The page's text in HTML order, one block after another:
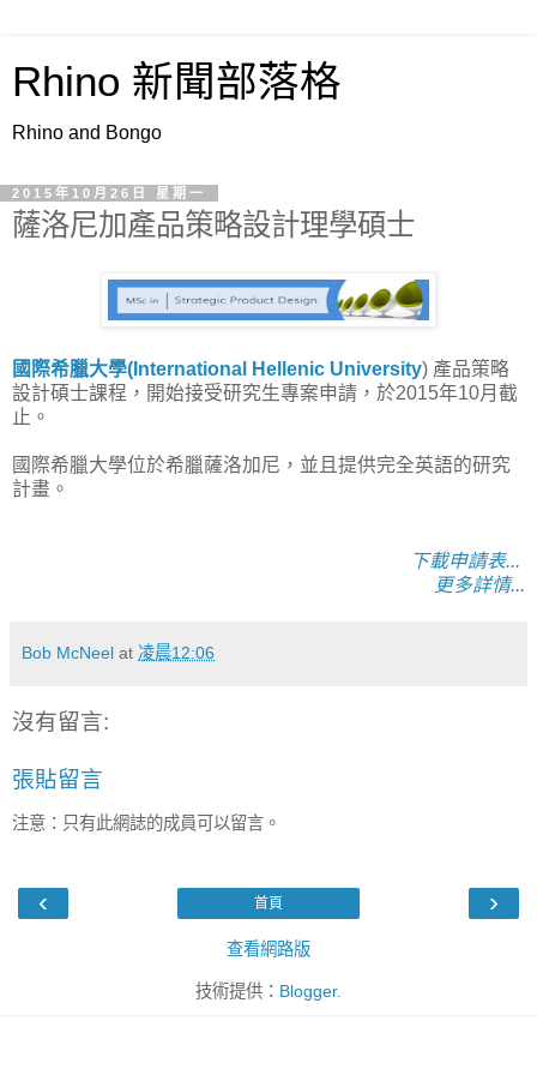
Rhino 新聞部落格
Rhino and Bongo
2015年10月26日 星期一
薩洛尼加產品策略設計理學碩士
國際希臘大學(International Hellenic University) 產品策略
設計碩士課程，開始接受研究生專案申請，於2015年10月截
止。
國際希臘大學位於希臘薩洛加尼，並且提供完全英語的研究
計畫。
下載申請表...
更多詳情...
Bob McNeel at 凌晨12:06
沒有留言:
張貼留言
注意：只有此網誌的成員可以留言。
‹ ›
首頁
查看網路版
技術提供： Blogger.